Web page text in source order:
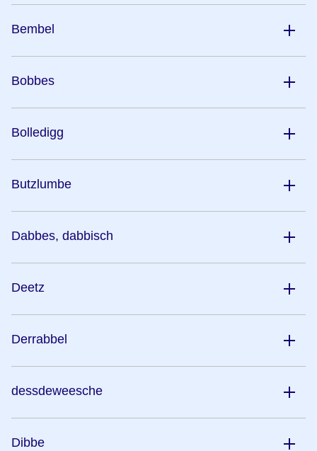
Bembel
Bobbes
Bolledigg
Butzlumbe
Dabbes, dabbisch
Deetz
Derrabbel
dessdeweesche
Dibbe